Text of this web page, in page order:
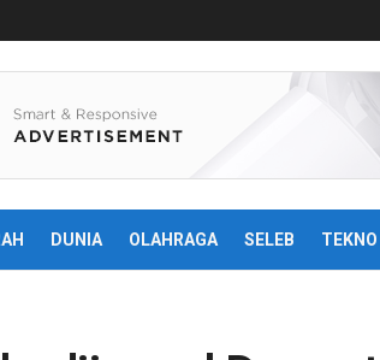
DUNIA OLAHRAGA SELEB TEKNO